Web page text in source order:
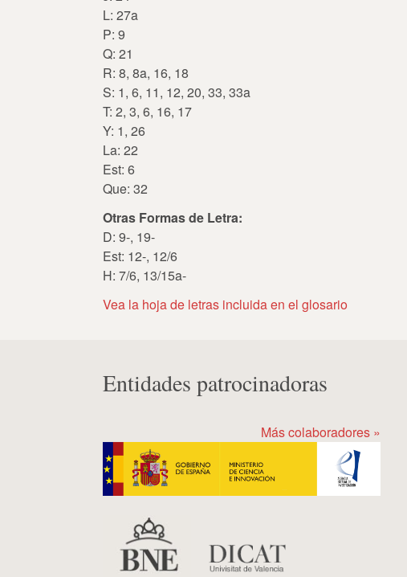
L: 27a
P: 9
Q: 21
R: 8, 8a, 16, 18
S: 1, 6, 11, 12, 20, 33, 33a
T: 2, 3, 6, 16, 17
Y: 1, 26
La: 22
Est: 6
Que: 32
Otras Formas de Letra:
D: 9-, 19-
Est: 12-, 12/6
H: 7/6, 13/15a-
Vea la hoja de letras incluida en el glosario
Entidades patrocinadoras
Más colaboradores »